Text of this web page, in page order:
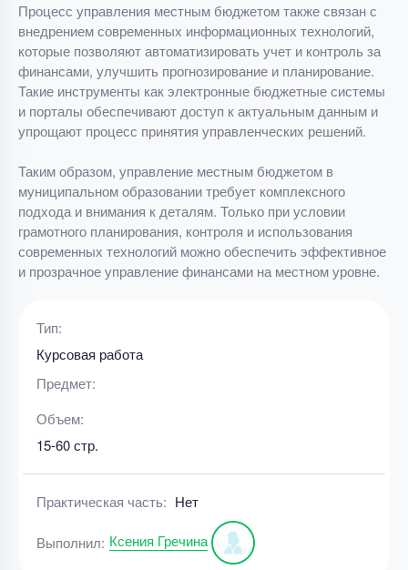
Процесс управления местным бюджетом также связан с
внедрением современных информационных технологий,
которые позволяют автоматизировать учет и контроль за
финансами, улучшить прогнозирование и планирование.
Такие инструменты как электронные бюджетные системы
и порталы обеспечивают доступ к актуальным данным и
упрощают процесс принятия управленческих решений.
Таким образом, управление местным бюджетом в
муниципальном образовании требует комплексного
подхода и внимания к деталям. Только при условии
грамотного планирования, контроля и использования
современных технологий можно обеспечить эффективное
и прозрачное управление финансами на местном уровне.
Тип:
Курсовая работа
Предмет:
Объем:
15-60 стр.
Практическая часть: Нет
Выполнил: Ксения Гречина